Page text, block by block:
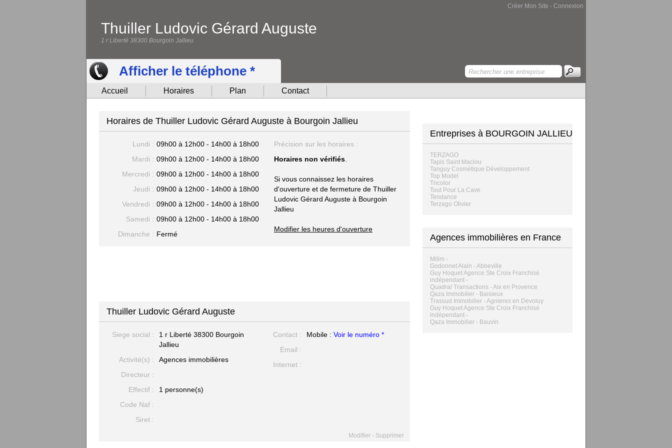
Créer Mon Site - Connexion
Thuiller Ludovic Gérard Auguste
1 r Liberté 38300 Bourgoin Jallieu
Afficher le téléphone *
Accueil Horaires Plan Contact
Horaires de Thuiller Ludovic Gérard Auguste à Bourgoin Jallieu
Lundi : 09h00 à 12h00 - 14h00 à 18h00
Mardi : 09h00 à 12h00 - 14h00 à 18h00
Mercredi : 09h00 à 12h00 - 14h00 à 18h00
Jeudi : 09h00 à 12h00 - 14h00 à 18h00
Vendredi : 09h00 à 12h00 - 14h00 à 18h00
Samedi : 09h00 à 12h00 - 14h00 à 18h00
Dimanche : Fermé
Précision sur les horaires :
Horaires non vérifiés
Si vous connaissez les horaires
d'ouverture et de fermeture de Thuiller
Ludovic Gérard Auguste à Bourgoin
Jallieu
Modifier les heures d'ouverture
Thuiller Ludovic Gérard Auguste
Siege social :
1 r Liberté 38300 Bourgoin
Jallieu
Activité(s) :
Agences immobilières
Directeur :
Effectif :
1 personne(s)
Code Naf :
Siret :
Contact : Mobile : Voir le numéro *
Email :
Internet :
Modifier - Supprimer
Entreprises à BOURGOIN JALLIEU
TERZAGO
Tapis Saint Maclou
Tanguy Cosmétique Développement
Top Model
Tricolor
Tout Pour La Cave
Tendance
Terzago Olivier
Agences immobilières en France
Milim -
Godonnet Alain - Abbeville
Guy Hoquet Agence Ste Croix Franchisé
indépendant -
Quadral Transactions - Aix en Provence
Qaza Immobilier - Baisieux
Trassud Immobilier - Agnieres en Devoluy
Guy Hoquet Agence Ste Croix Franchisé
indépendant -
Qaza Immobilier - Bauvin